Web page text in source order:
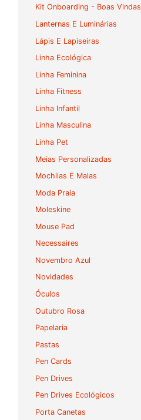
Kit Onboarding - Boas Vindas
Lanternas E Luminárias
Lápis E Lapiseiras
Linha Ecológica
Linha Feminina
Linha Fitness
Linha Infantil
Linha Masculina
Linha Pet
Meias Personalizadas
Mochilas E Malas
Moda Praia
Moleskine
Mouse Pad
Necessaires
Novembro Azul
Novidades
Óculos
Outubro Rosa
Papelaria
Pastas
Pen Cards
Pen Drives
Pen Drives Ecológicos
Porta Canetas